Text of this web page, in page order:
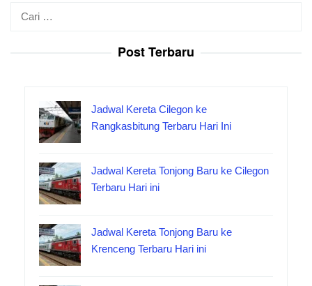
Post Terbaru
Jadwal Kereta Cilegon ke
Rangkasbitung Terbaru Hari Ini
Jadwal Kereta Tonjong Baru ke Cilegon
Terbaru Hari ini
Jadwal Kereta Tonjong Baru ke
Krenceng Terbaru Hari ini